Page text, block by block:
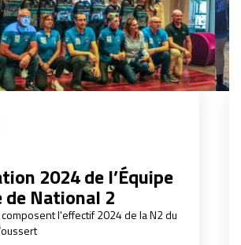
2024 de l’Équipe
de National 2
l'effectif 2024 de la N2 du